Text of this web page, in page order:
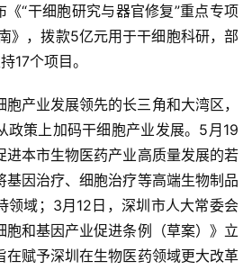
《“干细胞研究与器官修复”重点专项
》，拨款5亿元用于干细胞科研，部
17个项目。
产业发展领先的长三角和大湾区，
政策上加码干细胞产业发展。5月19
进本市生物医药产业高质量发展的若
基因治疗、细胞治疗等高端生物制品
领域；3月12日，深圳市人大常委会
胞和基因产业促进条例（草案）》立
在赋予深圳在生物医药领域更大改革